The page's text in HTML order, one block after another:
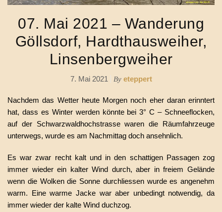
07. Mai 2021 – Wanderung
Göllsdorf, Hardthausweiher,
Linsenbergweiher
7. Mai 2021 By eteppert
Nachdem das Wetter heute Morgen noch eher daran erinntert
hat, dass es Winter werden könnte bei 3° C – Schneeflocken,
auf der Schwarzwaldhochstrasse waren die Räumfahrzeuge
unterwegs, wurde es am Nachmittag doch ansehnlich.
Es war zwar recht kalt und in den schattigen Passagen zog
immer wieder ein kalter Wind durch, aber in freiem Gelände
wenn die Wolken die Sonne durchliessen wurde es angenehm
warm. Eine warme Jacke war aber unbedingt notwendig, da
immer wieder der kalte Wind duchzog.